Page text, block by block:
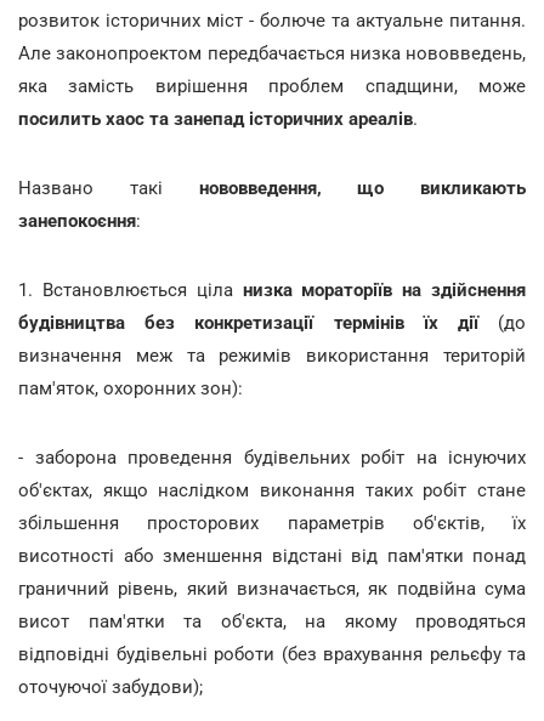
розвиток історичних міст - болюче та актуальне питання.
Але законопроектом передбачається низка нововведень,
яка замість вирішення проблем спадщини, може
посилить хаос та занепад історичних ареалів.
Названо такі нововведення, що викликають
занепокоєння:
1. Встановлюється ціла низка мораторіїв на здійснення
будівництва без конкретизації термінів їх дії(до
визначення меж та режимів використання територій
пам'яток, охоронних зон):
- заборона проведення будівельних робіт на існуючих
об'єктах, якщо наслідком виконання таких робіт стане
збільшення просторових параметрів об'єктів, їх
висотності або зменшення відстані від пам'ятки понад
граничний рівень, який визначається, як подвійна сума
висот пам'ятки та об'єкта, на якому проводяться
відповідні будівельні роботи (без врахування рельєфу та
оточуючої забудови);